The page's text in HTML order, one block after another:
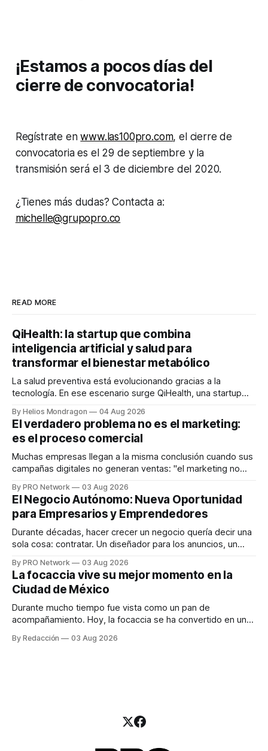
¡Estamos a pocos días del
cierre de convocatoria!
Regístrate enwww.las100pro.com, el cierre de
convocatoria es el 29 de septiembre y la
transmisión será el 3 de diciembre del 2020.
¿Tienes más dudas? Contacta a:
michelle@grupopro.co
READ MORE
QiHealth: la startup que combina
inteligencia artificial y salud para
transformar el bienestar metabólico
La salud preventiva está evolucionando gracias a la
tecnología. En ese escenario surge QiHealth, una startup
dispositivos inteligentes, inteligencia artificial y monitoreo
en tiempo real para ayudar a las personas a tomar mejores
decisiones sobre su salud metabólica. Su propuesta busca
responder
By Helios Mondragon 04 Aug 2026
El verdadero problema no es el marketing:
es el proceso comercial
Muchas empresas llegan a la misma conclusión cuando sus
campañas digitales no generan ventas: "el marketing no
INTERIUS, el problema suele estar en otro lugar. Durante
una entrevista para el podcast SER PRO, el especialista en
marketing digital explicó que
By PRO Network 03 Aug 2026
El Negocio Autónomo: Nueva Oportunidad
para Empresarios y Emprendedores
Durante décadas, hacer crecer un negocio quería decir una
sola cosa: contratar. Un diseñador para los anuncios, un
para los textos, alguien que supiera de publicidad digital
para encontrar prospectos, un vendedor para atender
llamadas y mensajes, y —con suerte— una persona
By PRO Network 03 Aug 2026
La focaccia vive su mejor momento en la
Ciudad de México
Durante mucho tiempo fue vista como un pan de
acompañamiento. Hoy, la focaccia se ha convertido en uno
artesanal, ingredientes de calidad y experiencias que
By Redacción 03 Aug 2026